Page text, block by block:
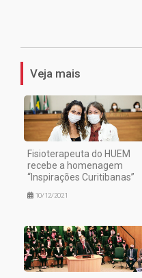
Veja mais
Fisioterapeuta do HUEM
recebe a homenagem
“Inspirações Curitibanas”
10/12/2021